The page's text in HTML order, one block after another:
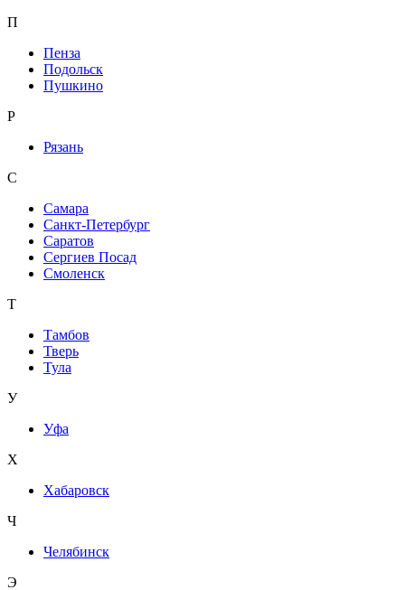
П
Пенза
Подольск
Пушкино
Р
Рязань
С
Самара
Санкт-Петербург
Саратов
Сергиев Посад
Смоленск
Т
Тамбов
Тверь
Тула
У
Уфа
Х
Хабаровск
Ч
Челябинск
Э